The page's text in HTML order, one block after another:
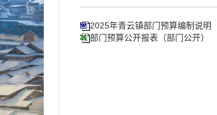
2025年青云镇部门预算编制说明
部门预算公开报表（部门公开）